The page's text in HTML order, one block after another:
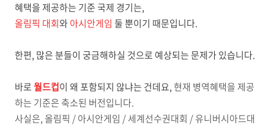
혜택을 제공하는 기준 국제 경기는,
올림픽 대회와아시안게임 둘 뿐이기 때문입니다.
한편, 많은 분들이 궁금해하실 것으로 예상되는 문제가 있습니다.
바로월드컵이 왜 포함되지 않냐는 건데요, 현재 병역혜택을 제공
하는 기준은 축소된 버전입니다.
사실은, 올림픽 / 아시안게임 / 세계선수권대회 / 유니버시아드대